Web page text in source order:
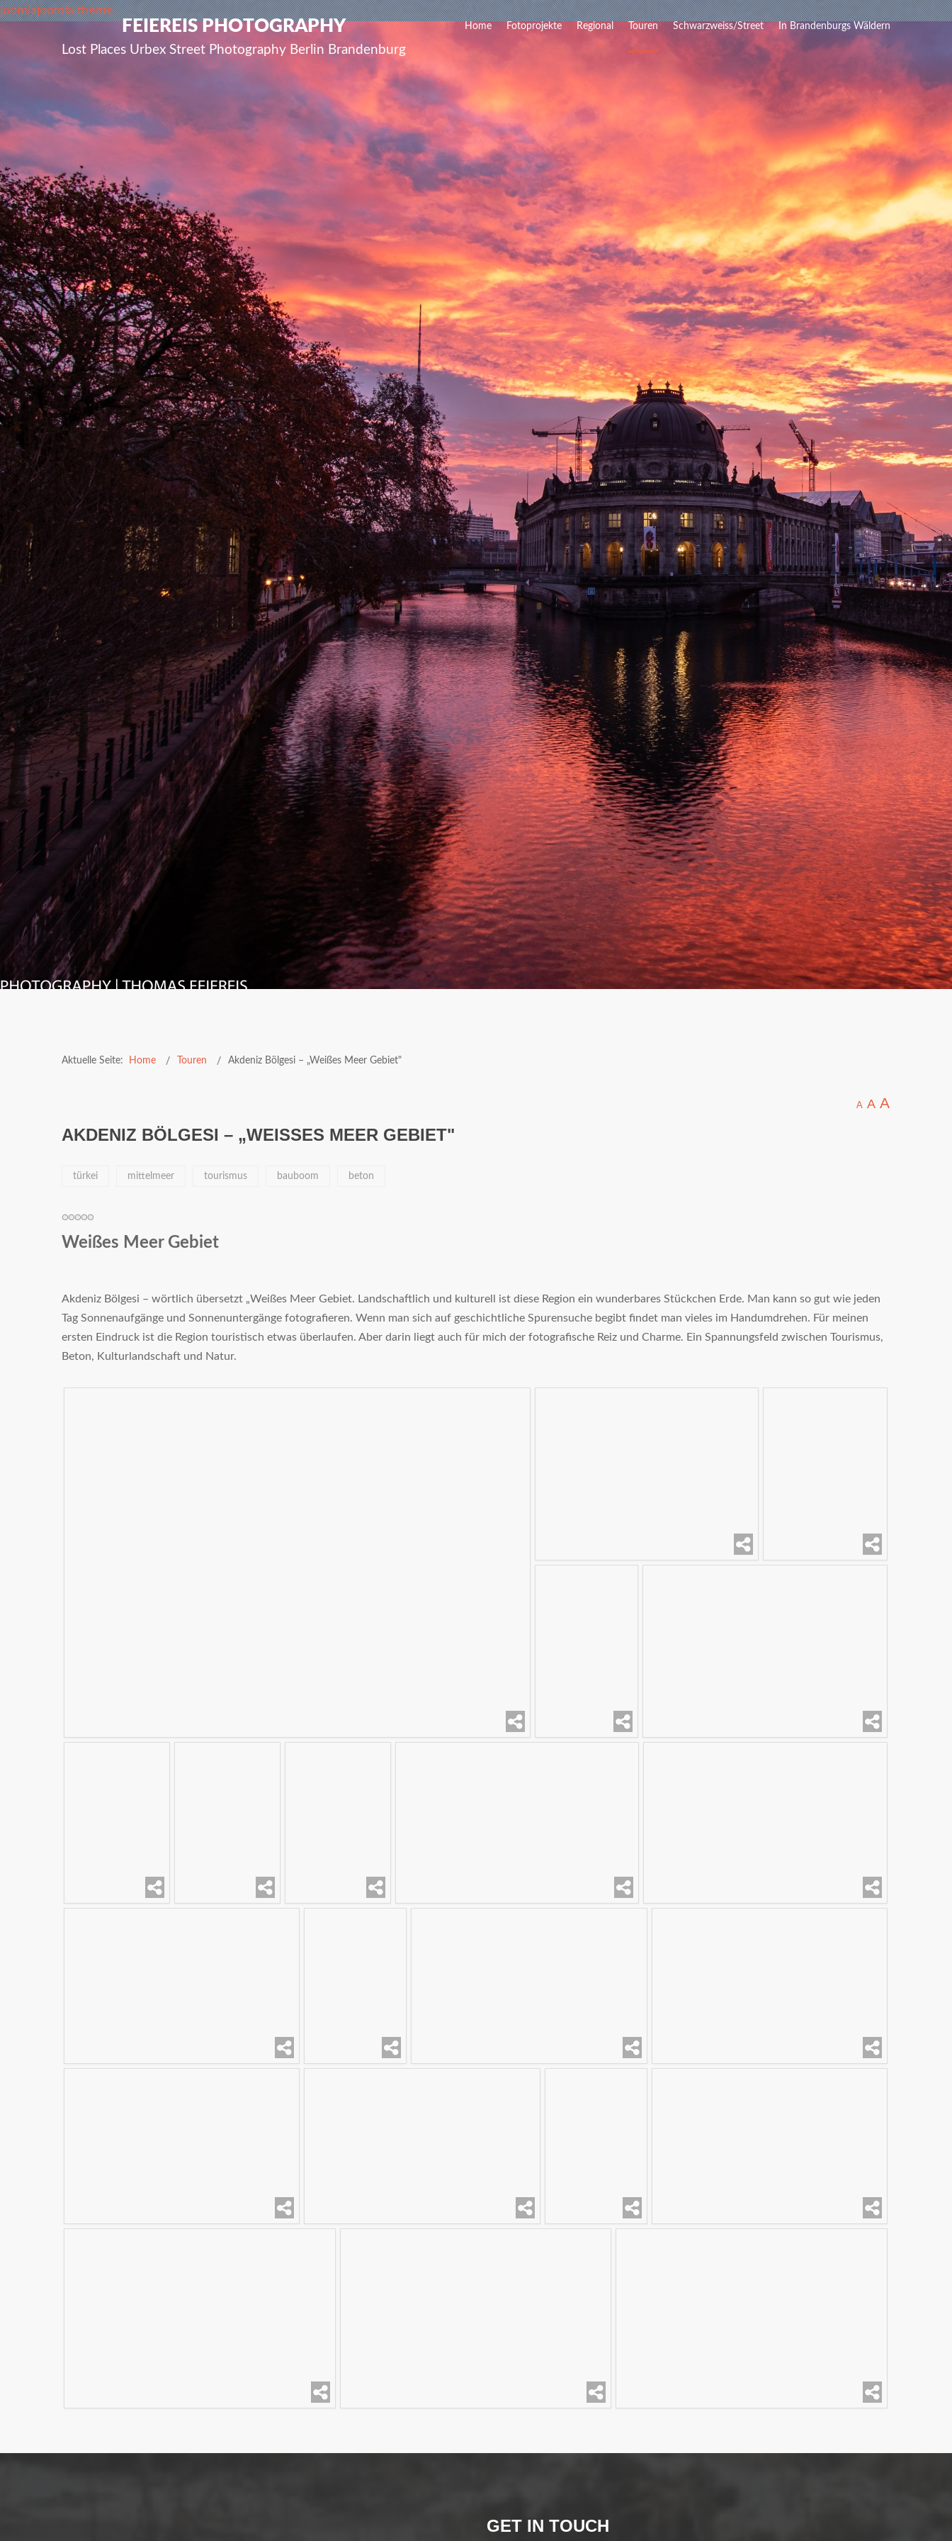
FEIEREIS PHOTOGRAPHY
Lost Places Urbex Street Photography Berlin Brandenburg
Home Fotoprojekte Regional Touren Schwarzweiss/Street In Brandenburgs Wäldern
joomlajoomla theme
Aktuelle Seite: Home Touren Akdeniz Bölgesi – „Weißes Meer Gebiet"
A A A
AKDENIZ BÖLGESI – „WEISSES MEER GEBIET"
türkei mittelmeer tourismus bauboom beton
Weißes Meer Gebiet
Akdeniz Bölgesi – wörtlich übersetzt „Weißes Meer Gebiet. Landschaftlich und kulturell ist diese Region ein wunderbares Stückchen Erde. Man kann so gut wie jeden
Tag Sonnenaufgänge und Sonnenuntergänge fotografieren. Wenn man sich auf geschichtliche Spurensuche begibt findet man vieles im Handumdrehen. Für meinen
ersten Eindruck ist die Region touristisch etwas überlaufen. Aber darin liegt auch für mich der fotografische Reiz und Charme. Ein Spannungsfeld zwischen Tourismus,
Beton, Kulturlandschaft und Natur.
GET IN TOUCH